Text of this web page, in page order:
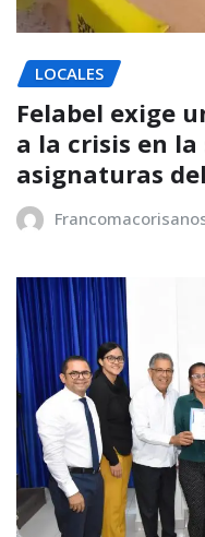
LOCALES
Felabel exige
a la crisis en la
asignaturas